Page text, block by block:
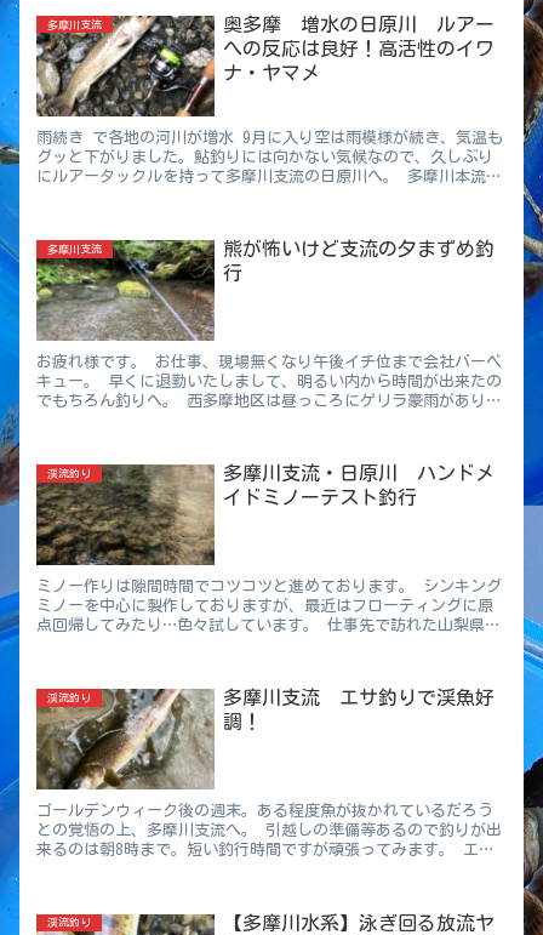
多摩川支流
奥多摩 増水の日原川 ルアー
への反応は良好！高活性のイワ
ナ・ヤマメ
雨続き で各地の河川が増水 9月に入り空は雨模様が続き、気温も
グッと下がりました。鮎釣りには向かない気候なので、久しぶり
にルアータックルを持って多摩川支流の日原川へ。 多摩川本流は
多摩川支流
熊が怖いけど支流の夕まずめ釣
行
お疲れ様です。 お仕事、現場無くなり午後イチ位まで会社バーベ
キュー。 早くに退勤いたしまして、明るい内から時間が出来たの
でもちろん釣りへ。 西多摩地区は昼っころにゲリラ豪雨がありま
渓流釣り
多摩川支流・日原川 ハンドメ
イドミノーテスト釣行
ミノー作りは隙間時間でコツコツと進めております。 シンキング
ミノーを中心に製作しておりますが、最近はフローティングに原
点回帰してみたり…色々試しています。 仕事先で訪れた山梨県の
渓流釣り
多摩川支流 エサ釣りで渓魚好
調！
ゴールデンウィーク後の週末。ある程度魚が抜かれているだろう
との覚悟の上、多摩川支流へ。 引越しの準備等あるので釣りが出
来るのは朝8時まで。短い釣行時間ですが頑張ってみます。 エサ
渓流釣り
【多摩川水系】泳ぎ回る放流ヤ